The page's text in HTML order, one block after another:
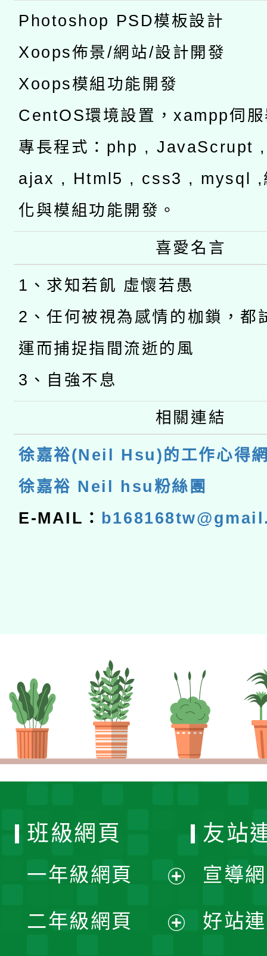
Photoshop PSD模板設計
Xoops佈景/網站/設計開發
Xoops模組功能開發
CentOS環境設置，xampp伺
專長程式：php , JavaScrupt
ajax , Html5 , css3 , mysql ,
化與模組功能開發。
喜愛名言
1、求知若飢 虛懷若愚
2、任何被視為感情的枷鎖，都
運而捕捉指間流逝的風
3、自強不息
相關連結
徐嘉裕(Neil Hsu)的工作心得
徐嘉裕 Neil hsu粉絲團
E-MAIL：
班級網頁
一年級網頁
開
二年級網頁
友站
宣導
好站